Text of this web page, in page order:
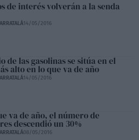
de interés volverán a la senda
14/05/2016
de las gasolinas se sitúa en el
alto en lo que va de año
14/05/2016
va de año, el número de
descendió un 30%
08/05/2016